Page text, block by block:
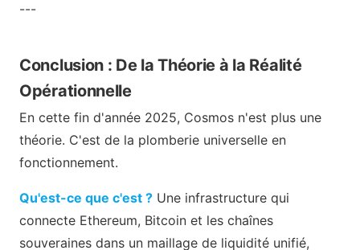
---
Conclusion : De la Théorie à la Réalité
Opérationnelle
En cette fin d'année 2025, Cosmos n'est plus une
théorie. C'est de la plomberie universelle en
fonctionnement.
Qu'est-ce que c'est ? Une infrastructure qui
connecte Ethereum, Bitcoin et les chaînes
souveraines dans un maillage de liquidité unifié,